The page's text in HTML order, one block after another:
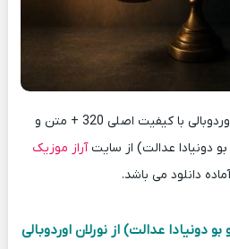
دانلود آهنگ جدید نورلان اوردوبالی با کیفیت اصلی 320 + متن و
دونیادا عدالت) از سایتآراز موزیک
دانلود می باشد.
عدالت) از نورلان اوردوبالی